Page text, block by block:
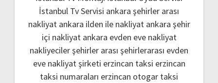
İstanbul Tv Servisi ankara şehirler arası
nakliyat ankara ilden ile nakliyat ankara şehir
içi nakliyat ankara evden eve nakliyat
nakliyeciler şehirler arası şehirlerarası evden
eve nakliyat şirketi erzincan taksi erzincan
taksi numaraları erzincan otogar taksi